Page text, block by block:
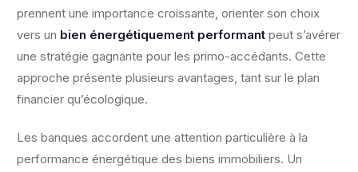
prennent une importance croissante, orienter son choix
vers un bien énergétiquement performant peut s’avérer
une stratégie gagnante pour les primo-accédants. Cette
approche présente plusieurs avantages, tant sur le plan
financier qu’écologique.
Les banques accordent une attention particulière à la
performance énergétique des biens immobiliers. Un